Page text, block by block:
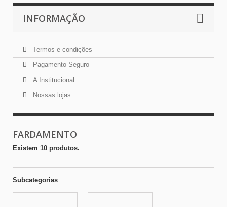
INFORMAÇÃO
Termos e condições
Pagamento Seguro
A Institucional
Nossas lojas
FARDAMENTO
Existem 10 produtos.
Subcategorias